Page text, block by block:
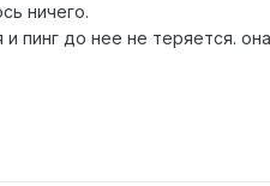
ничего.
пинг до нее не теряется.